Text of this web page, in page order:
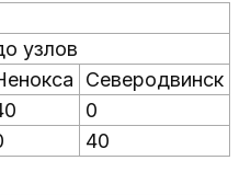
узлов
Северодвинск
0
40